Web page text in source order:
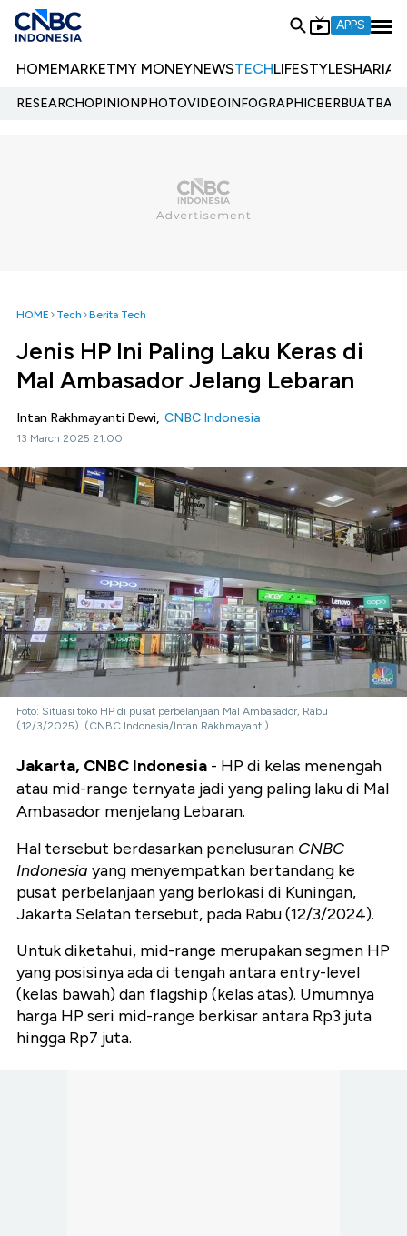
APPS
HOMEMARKETMY MONEYNEWSTECHLIFESTYLESHARIA
RESEARCHOPINIONPHOTOVIDEOINFOGRAPHIC
HOME Tech Berita Tech
Jenis HP Ini Paling Laku Keras di
Mal Ambasador Jelang Lebaran
Intan Rakhmayanti Dewi, CNBC Indonesia
13 March 2025 21:00
Foto: Situasi toko HP di pusat perbelanjaan Mal Ambasador, Rabu
(12/3/2025). (CNBC Indonesia/Intan Rakhmayanti)
Jakarta, CNBC Indonesia - HP di kelas menengah
atau mid-range ternyata jadi yang paling laku di Mal
Ambasador menjelang Lebaran.
Hal tersebut berdasarkan penelusuran CNBC
Indonesia yang menyempatkan bertandang ke
pusat perbelanjaan yang berlokasi di Kuningan,
Jakarta Selatan tersebut, pada Rabu (12/3/2024).
Untuk diketahui, mid-range merupakan segmen HP
yang posisinya ada di tengah antara entry-level
(kelas bawah) dan flagship (kelas atas). Umumnya
harga HP seri mid-range berkisar antara Rp3 juta
hingga Rp7 juta.